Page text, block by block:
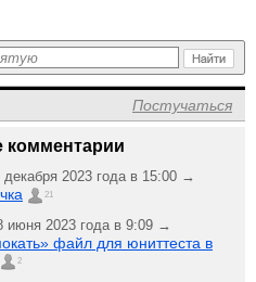
Постучаться
комментарии
декабря 2023 года в 15:00 →
21
июня 2023 года в 9:09 →
файл для юниттеста в
2